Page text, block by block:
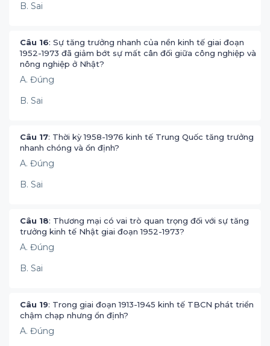
B. Sai
Câu 16: Sự tăng trưởng nhanh của nền kinh tế giai đoạn
1952-1973 đã giảm bớt sự mất cân đối giữa công nghiệp và
nông nghiệp ở Nhật?
A. Đúng
B. Sai
Câu 17: Thời kỳ 1958-1976 kinh tế Trung Quốc tăng trưởng
nhanh chóng và ổn định?
A. Đúng
B. Sai
Câu 18: Thương mại có vai trò quan trọng đối với sự tăng
trưởng kinh tế Nhật giai đoạn 1952-1973?
A. Đúng
B. Sai
Câu 19: Trong giai đoạn 1913-1945 kinh tế TBCN phát triển
chậm chạp nhưng ổn định?
A. Đúng